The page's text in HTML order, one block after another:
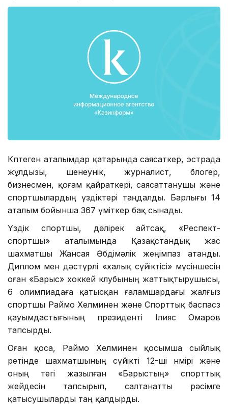
Көптеген аталымдар қатарында саясаткер, эстрада
жұлдызы, шенеунік, журналист, блогер,
бизнесмен, қоғам қайраткері, саясаттанушы және
спортшылардың үздіктері таңдалды. Барлығы 14
аталым бойынша 367 үміткер бақ сынады.
Үздік спортшы, дәлірек айтсақ, «Респект-
спортшы» аталымында Қазақстандық жас
шахматшы Жансая Әбдімәлік жеңімпаз атанды.
Диплом мен дәстүрлі «халық сүйіктісі» мүсіншесін
оған «Барыс» хоккей клубының жаттықтырушысы,
6 олимпиадаға қатысқан ғаламшардағы жалғыз
спортшы Раймо Хелминен және Спорттық баспасөз
қауымдастығының президенті Ілияс Омаров
тапсырды.
Оған қоса, Раймо Хелминен қосымша сыйлық
ретінде шахматшының сүйікті 12-ші нөмірі және
оның тегі жазылған «Барыстың» спорттық
жейдесін тапсырып, салтанатты рәсімге
қатысушыларды таң қалдырды.